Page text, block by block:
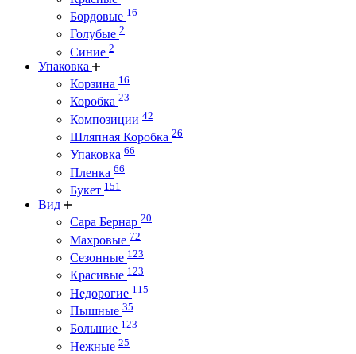
Бордовые 16
Голубые 2
Синие 2
Упаковка
Корзина 16
Коробка 23
Композиции 42
Шляпная Коробка 26
Упаковка 66
Пленка 66
Букет 151
Вид
Сара Бернар 20
Махровые 72
Сезонные 123
Красивые 123
Недорогие 115
Пышные 35
Большие 123
Нежные 25